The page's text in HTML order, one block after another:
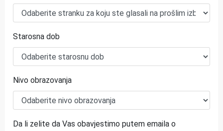
Starosna dob
Nivo obrazovanja
Da li zelite da Vas obavjestimo putem emaila o